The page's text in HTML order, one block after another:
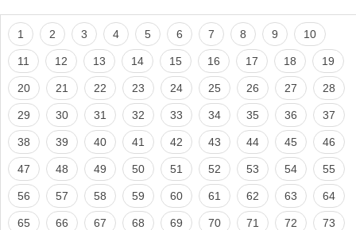
1 2 3 4 5 6 7 8 9 10
11 12 13 14 15 16 17 18 19
20 21 22 23 24 25 26 27 28
29 30 31 32 33 34 35 36 37
38 39 40 41 42 43 44 45 46
47 48 49 50 51 52 53 54 55
56 57 58 59 60 61 62 63 64
65 66 67 68 69 70 71 72 73